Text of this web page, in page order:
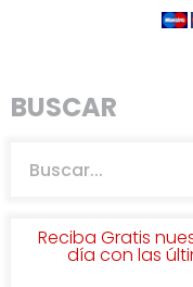
BUSCAR
Reciba Gratis
día con las